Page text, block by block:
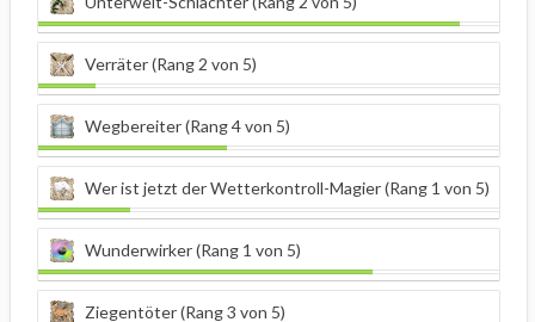
Verräter (Rang 2 von 5)
Wegbereiter (Rang 4 von 5)
Wer ist jetzt der Wetterkontroll-Magier (Rang 1 von 5)
Wunderwirker (Rang 1 von 5)
Ziegentöter (Rang 3 von 5)